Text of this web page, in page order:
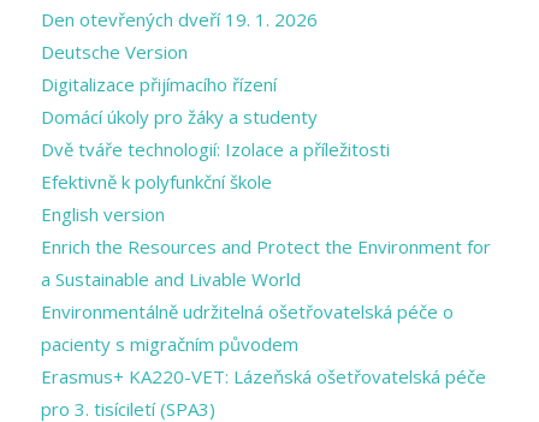
Den otevřených dveří 19. 1. 2026
Deutsche Version
Digitalizace přijímacího řízení
Domácí úkoly pro žáky a studenty
Dvě tváře technologií: Izolace a příležitosti
Efektivně k polyfunkční škole
English version
Enrich the Resources and Protect the Environment for
a Sustainable and Livable World
Environmentálně udržitelná ošetřovatelská péče o
pacienty s migračním původem
Erasmus+ KA220-VET: Lázeňská ošetřovatelská péče
pro 3. tisíciletí (SPA3)